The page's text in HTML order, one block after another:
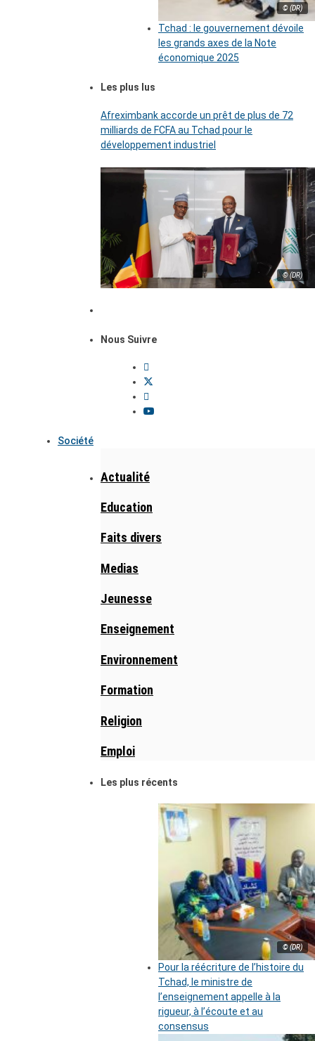
© (DR)
Tchad : le gouvernement dévoile
les grands axes de la Note
économique 2025
Les plus lus
Afreximbank accorde un prêt de plus de 72
milliards de FCFA au Tchad pour le
développement industriel
© (DR)
Nous Suivre
Société
Actualité
Education
Faits divers
Medias
Jeunesse
Enseignement
Environnement
Formation
Religion
Emploi
Les plus récents
© (DR)
Pour la réécriture de l’histoire du
Tchad, le ministre de
l’enseignement appelle à la
rigueur, à l’écoute et au
consensus